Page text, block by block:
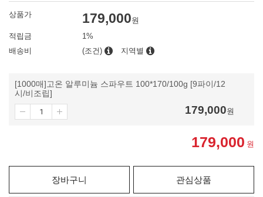
상품가 179,000원
적립금
1%
배송비
(조건) 지역별
[1000매]고온 알루미늄 스파우트 100*170/100g [9파이/12
시/비조립]
179,000원
179,000 원
장바구니 관심상품